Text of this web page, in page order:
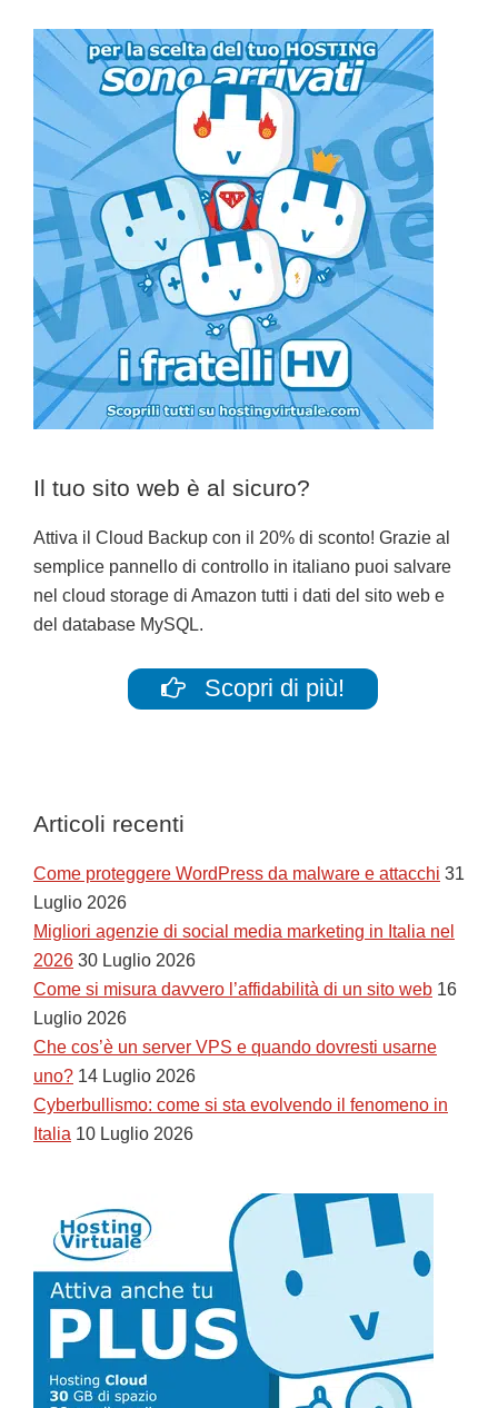
Il tuo sito web è al sicuro?
Attiva il Cloud Backup con il 20% di sconto! Grazie al
semplice pannello di controllo in italiano puoi salvare
nel cloud storage di Amazon tutti i dati del sito web e
del database MySQL.
Scopri di più!
Articoli recenti
Come proteggere WordPress da malware e attacchi 31
Luglio 2026
Migliori agenzie di social media marketing in Italia nel
2026 30 Luglio 2026
Come si misura davvero l’affidabilità di un sito web 16
Luglio 2026
Che cos’è un server VPS e quando dovresti usarne
uno? 14 Luglio 2026
Cyberbullismo: come si sta evolvendo il fenomeno in
Italia 10 Luglio 2026